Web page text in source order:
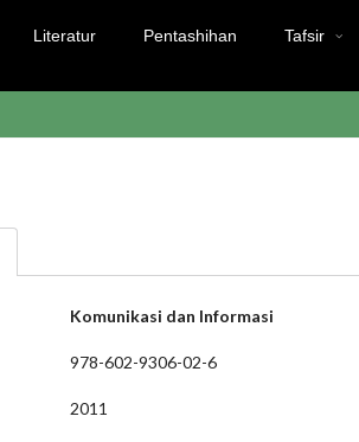
Literatur Pentashihan Tafsir
Komunikasi dan Informasi
978-602-9306-02-6
2011